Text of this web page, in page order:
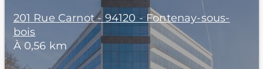
201 Rue Carnot - 94120 - Fontenay-sous-
bois
À 0,56 km